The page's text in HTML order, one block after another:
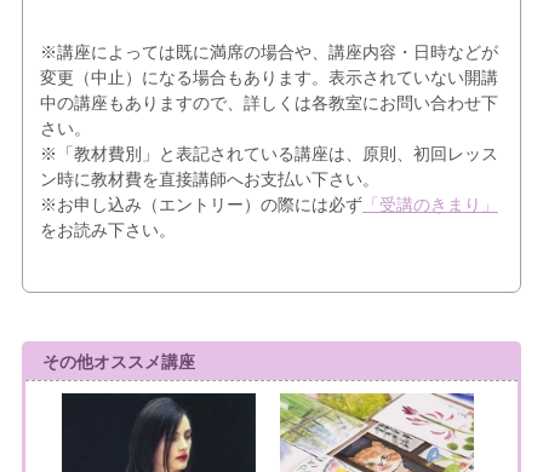
※講座によっては既に満席の場合や、講座内容・日時などが
変更（中止）になる場合もあります。表示されていない開講
中の講座もありますので、詳しくは各教室にお問い合わせ下
さい。
※「教材費別」と表記されている講座は、原則、初回レッス
ン時に教材費を直接講師へお支払い下さい。
※お申し込み（エントリー）の際には必ず「受講のきまり」
をお読み下さい。
その他オススメ講座